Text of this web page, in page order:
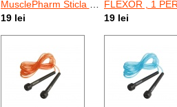
MusclePharm Sticla pentru sporturile de anduranta
19 lei
FLEXOR , 1 PERECHE,
19 lei